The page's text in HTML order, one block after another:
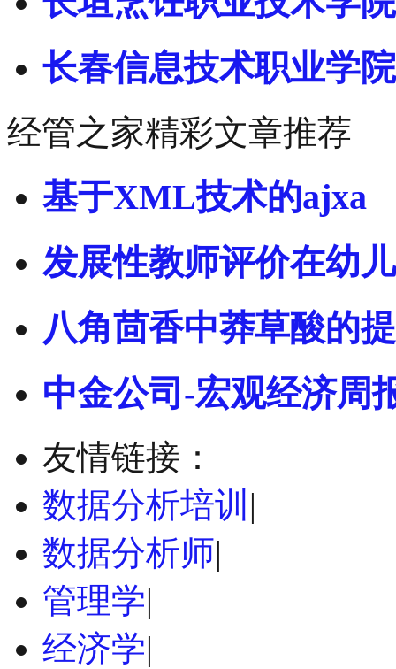
长春信息技术职业学院
经管之家精彩文章推荐
基于XML技术的ajxa
发展性教师评价在幼
八角茴香中莽草酸的
中金公司-宏观经济周
友情链接：
数据分析培训 |
数据分析师|
管理学|
经济学|